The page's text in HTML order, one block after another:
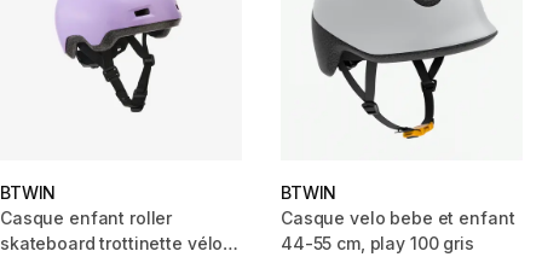
BTWIN
Casque enfant roller
skateboard trottinette vélo
BTWIN
Casque velo bebe et enfant
44-55 cm, play 100 gris